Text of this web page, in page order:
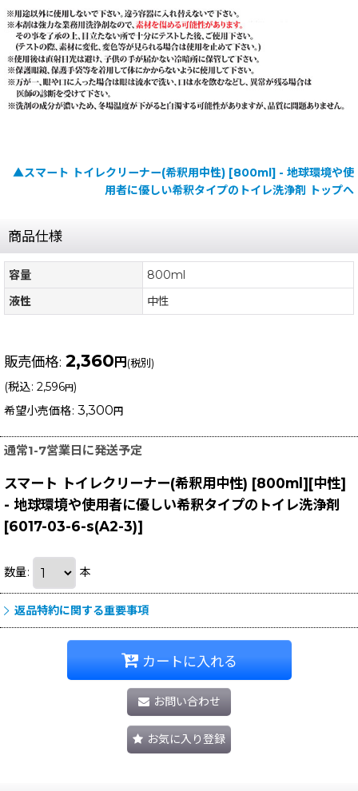
▲スマート トイレクリーナー(希釈用中性) [800ml] - 地球環境や使
用者に優しい希釈タイプのトイレ洗浄剤 トップへ
商品仕様
容量
800ml
液性
中性
販売価格: 2,360 円 (税別)
(税込: 2,596円)
希望小売価格: 3,300 円
通常1-7営業日に発送予定
スマート トイレクリーナー(希釈用中性) [800ml][中性]
- 地球環境や使用者に優しい希釈タイプのトイレ洗浄剤
[6017-03-6-s(A2-3)]
数量: 本
返品特約に関する重要事項
カートに入れる
お問い合わせ
お気に入り登録